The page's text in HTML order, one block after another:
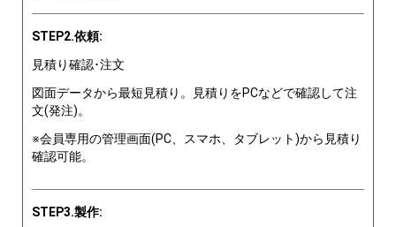
STEP2.依頼:
見積り確認･注文
図面データから最短見積り。見積りをPCなどで確認して注
文(発注)。
※会員専用の管理画面(PC、スマホ、タブレット)から見積り
確認可能。
STEP3.製作: